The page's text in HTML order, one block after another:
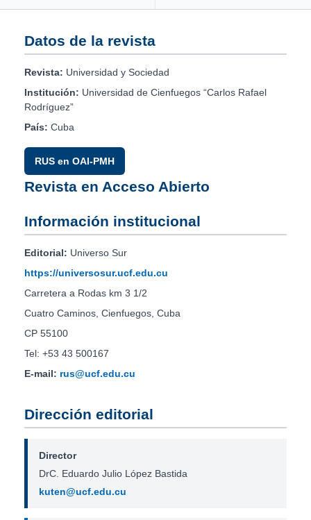
Datos de la revista
Revista: Universidad y Sociedad
Institución: Universidad de Cienfuegos “Carlos Rafael
Rodríguez”
País: Cuba
RUS en OAI-PMH
Revista en Acceso Abierto
Información institucional
Editorial: Universo Sur
https://universosur.ucf.edu.cu
Carretera a Rodas km 3 1/2
Cuatro Caminos, Cienfuegos, Cuba
CP 55100
Tel: +53 43 500167
E-mail: rus@ucf.edu.cu
Dirección editorial
Director
DrC. Eduardo Julio López Bastida
kuten@ucf.edu.cu